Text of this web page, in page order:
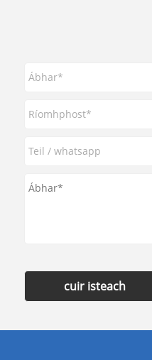
cuir isteach